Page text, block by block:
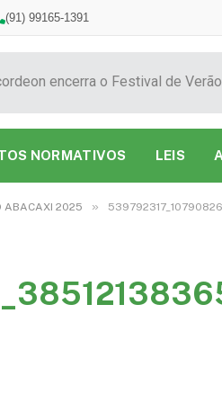
(91) 99165-1391
NORMATIVOS LEIS
ABACAXI 2025 »